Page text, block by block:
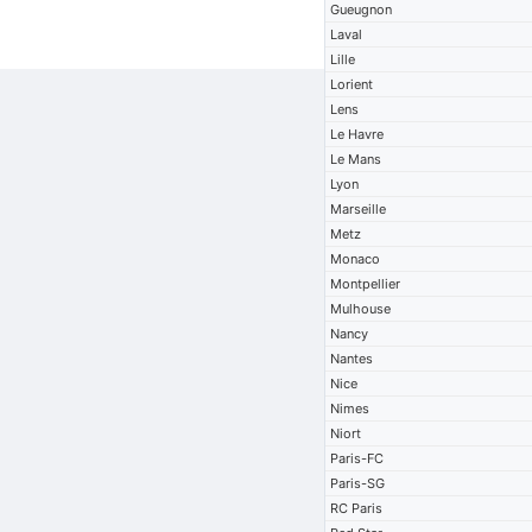
Gueugnon
Laval
Lille
Lorient
Lens
Le Havre
Le Mans
Lyon
Marseille
Metz
Monaco
Montpellier
Mulhouse
Nancy
Nantes
Nice
Nimes
Niort
Paris-FC
Paris-SG
RC Paris